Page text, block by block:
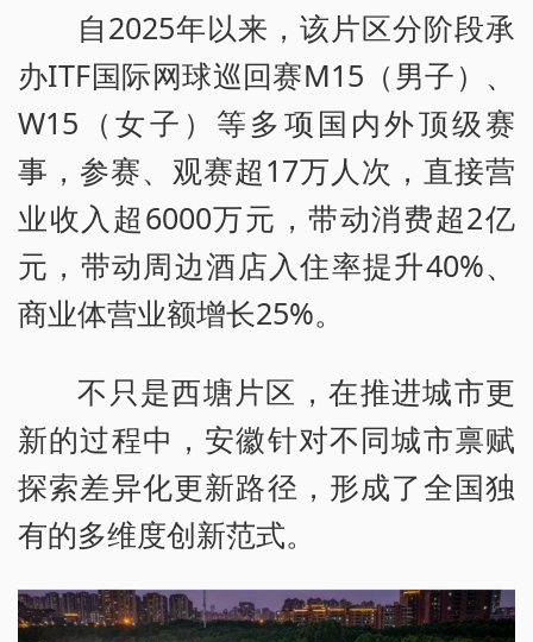
自2025年以来，该片区分阶段承
办ITF国际网球巡回赛M15（男子）、
W15（女子）等多项国内外顶级赛
事，参赛、观赛超17万人次，直接营
业收入超6000万元，带动消费超2亿
元，带动周边酒店入住率提升40%、
商业体营业额增长25%。
不只是西塘片区，在推进城市更
新的过程中，安徽针对不同城市禀赋
探索差异化更新路径，形成了全国独
有的多维度创新范式。